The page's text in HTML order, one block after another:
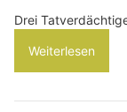
Drei
Weiterlesen